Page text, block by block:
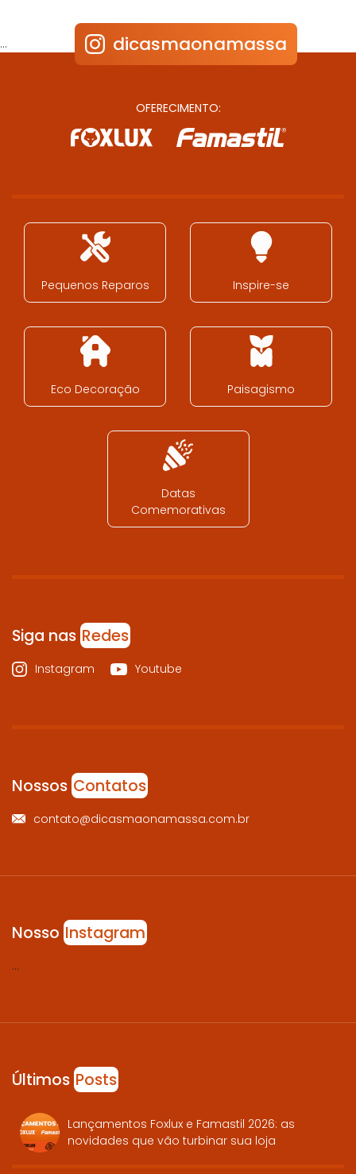
… dicasmaonamassa
OFERECIMENTO:
Pequenos Reparos Inspire-se
Eco Decoração Paisagismo
Datas
Comemorativas
Siga nas Redes
Instagram Youtube
Nossos Contatos
contato@dicasmaonamassa.com.br
Nosso Instagram
…
Últimos Posts
Lançamentos Foxlux e Famastil 2026: as
novidades que vão turbinar sua loja